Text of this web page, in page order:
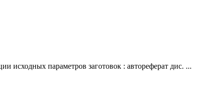
исходных параметров заготовок : автореферат дис. ...